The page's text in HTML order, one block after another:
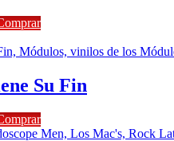
Su Fin